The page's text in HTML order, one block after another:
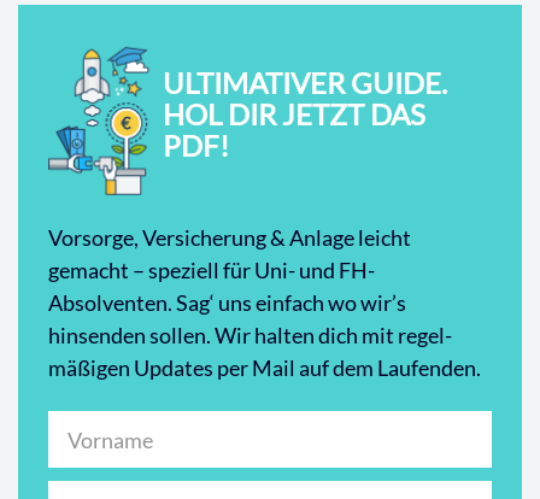
ULTIMATIVER GUIDE.
HOL DIR JETZT DAS
PDF!
Vorsorge, Versicherung & Anlage leicht
gemacht – speziell für Uni- und FH-
Absolventen. Sag‘ uns einfach wo wir’s
hinsenden sollen. Wir halten dich mit regel-
mäßigen Updates per Mail auf dem Laufenden.